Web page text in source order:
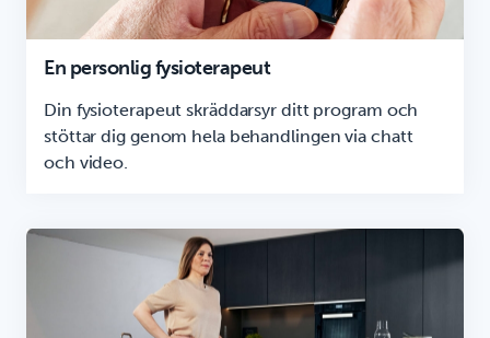
En personlig fysioterapeut
Din fysioterapeut skräddarsyr ditt program och
stöttar dig genom hela behandlingen via chatt
och video.